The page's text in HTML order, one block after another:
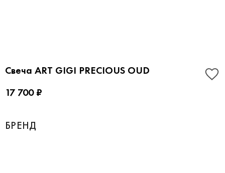
Свеча ART GIGI PRECIOUS OUD
17 700 ₽
БРЕНД